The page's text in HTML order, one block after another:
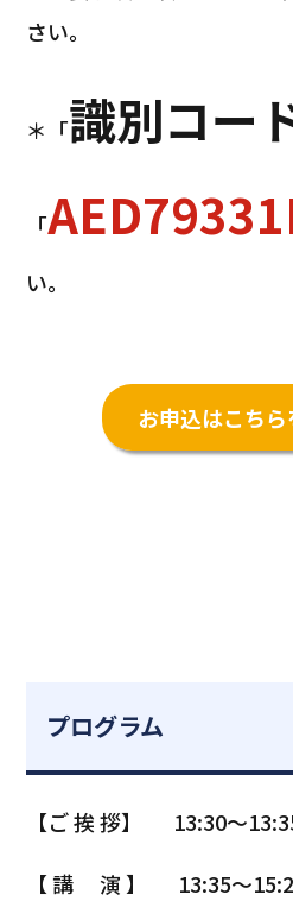
さい。
＊「識別コー
「
い。
お申込はこち
プログラム
【ご 挨 拶】 13:30～
【 講 演 】 13:35～